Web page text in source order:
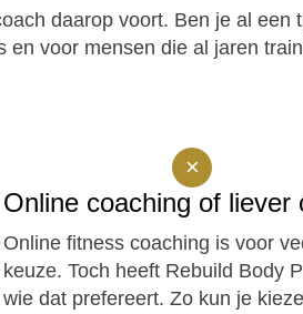
daarop voort. Ben je al een
voor mensen die al jaren
Online coaching of liever
Online fitness coaching is voor
keuze. Toch heeft Rebuild Body
wie dat prefereert. Zo kun je
×